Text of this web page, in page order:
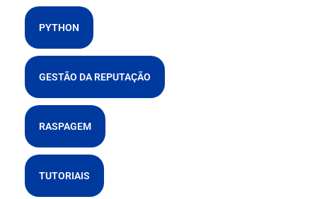
PYTHON
GESTÃO DA REPUTAÇÃO
RASPAGEM
TUTORIAIS